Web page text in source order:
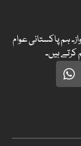
کی آواز۔ ہم پاکستانی عوام
کرتے ہیں۔